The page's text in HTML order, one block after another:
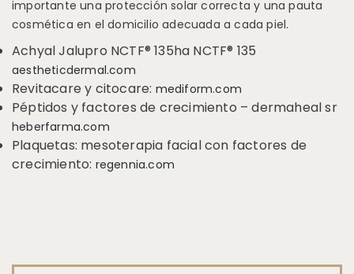
importante una protección solar correcta y una pauta
cosmética en el domicilio adecuada a cada piel.
Achyal Jalupro NCTF® 135ha NCTF® 135
aestheticdermal.com
Revitacare y citocare: mediform.com
Péptidos y factores de crecimiento – dermaheal sr
heberfarma.com
Plaquetas: mesoterapia facial con factores de
crecimiento: regennia.com